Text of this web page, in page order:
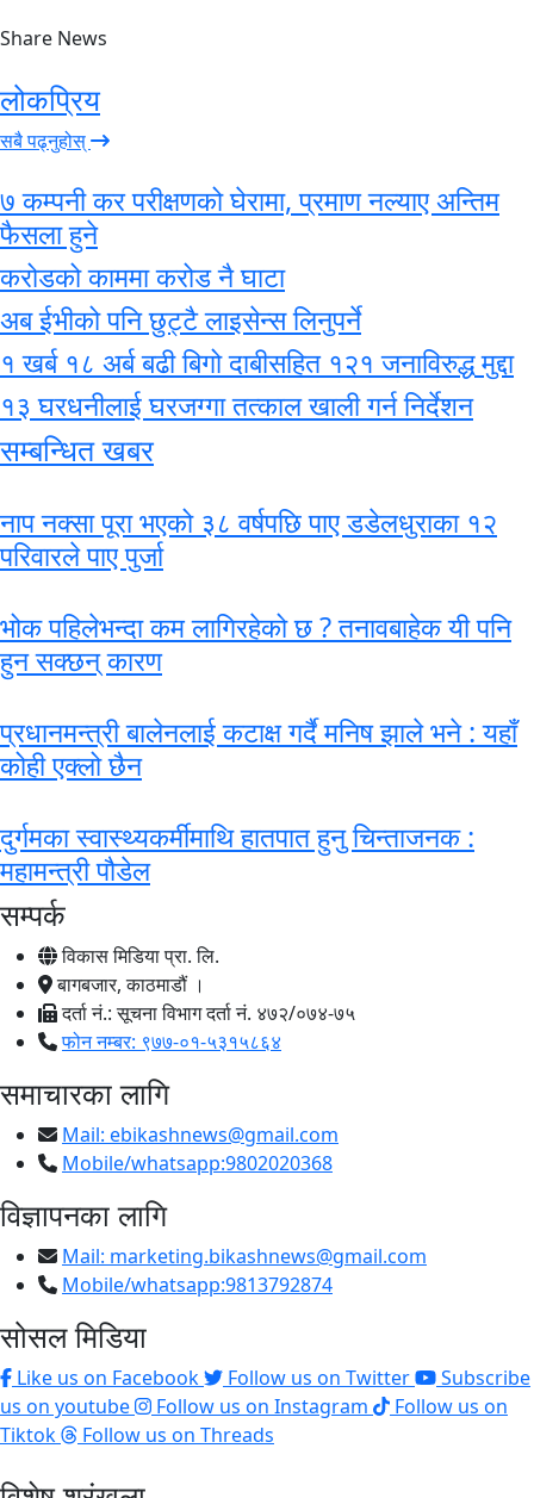
Share News
लोकप्रिय
सबै पढ्नुहोस्
७ कम्पनी कर परीक्षणको घेरामा, प्रमाण नल्याए अन्तिम
फैसला हुने
करोडको काममा करोड नै घाटा
अब ईभीको पनि छुट्टै लाइसेन्स लिनुपर्ने
१ खर्ब १८ अर्ब बढी बिगो दाबीसहित १२१ जनाविरुद्ध मुद्दा
१३ घरधनीलाई घरजग्गा तत्काल खाली गर्न निर्देशन
सम्बन्धित खबर
नाप नक्सा पूरा भएको ३८ वर्षपछि पाए डडेलधुराका १२
परिवारले पाए पुर्जा
भोक पहिलेभन्दा कम लागिरहेको छ ? तनावबाहेक यी पनि
हुन सक्छन् कारण
प्रधानमन्त्री बालेनलाई कटाक्ष गर्दै मनिष झाले भने : यहाँ
कोही एक्लो छैन
दुर्गमका स्वास्थ्यकर्मीमाथि हातपात हुनु चिन्ताजनक :
महामन्त्री पौडेल
सम्पर्क
विकास मिडिया प्रा. लि.
बागबजार, काठमाडौं ।
दर्ता नं.: सूचना विभाग दर्ता नं. ४७२/०७४-७५
फोन नम्बर: ९७७-०१-५३१५८६४
समाचारका लागि
Mail: ebikashnews@gmail.com
Mobile/whatsapp:9802020368
विज्ञापनका लागि
Mail: marketing.bikashnews@gmail.com
Mobile/whatsapp:9813792874
सोसल मिडिया
Like us on Facebook Follow us on Twitter
Subscribe
us on youtube
Follow us on Instagram
Follow us on
Tiktok
Follow us on Threads